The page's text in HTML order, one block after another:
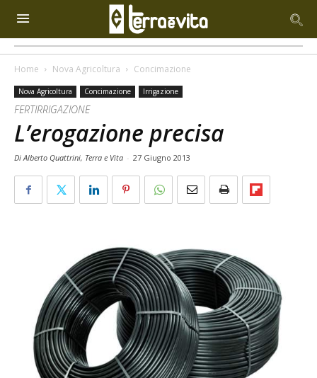
Home Nova Agricoltura Concimazione
Nova Agricoltura Concimazione Irrigazione
FERTIRRIGAZIONE
L’erogazione precisa
Di Alberto Quattrini, Terra e Vita - 27 Giugno 2013